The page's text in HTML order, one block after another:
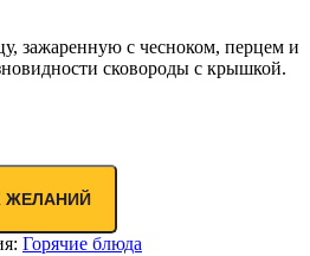
зажаренную с чесноком, перцем и
сковороды с крышкой.
ЖЕЛАНИЙ
Горячие блюда